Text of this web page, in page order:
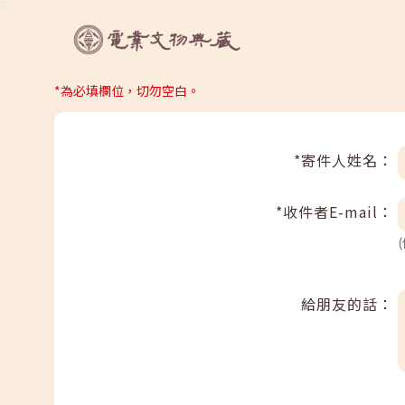
*為必填欄位，切勿空白。
*寄件人姓名：
*收件者E-mail：
給朋友的話：